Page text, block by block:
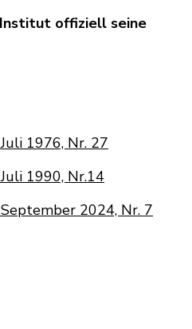
offiziell seine
1976, Nr. 27
1990, Nr.14
2024, Nr. 7